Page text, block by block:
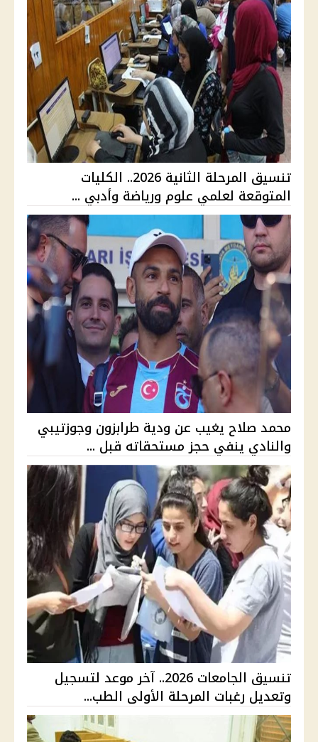
تنسيق المرحلة الثانية 2026.. الكليات
المتوقعة لعلمي علوم ورياضة وأدبي ...
محمد صلاح يغيب عن ودية طرابزون وجوزتيبي
والنادي ينفي حجز مستحقاته قبل ...
تنسيق الجامعات 2026.. آخر موعد لتسجيل
وتعديل رغبات المرحلة الأولى الطب...